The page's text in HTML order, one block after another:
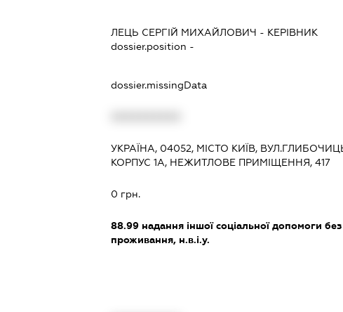
ЛЕЦЬ СЕРГІЙ МИХАЙЛОВИЧ - КЕРІВНИК
dossier.position -
dossier.missingData
УКРАЇНА, 04052, МІСТО КИЇВ,
КОРПУС 1А, НЕЖИТЛОВЕ ПРИМІЩЕННЯ, 417
0 грн.
88.99надання іншої соціальної допомоги
проживання, н.в.і.у.